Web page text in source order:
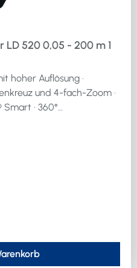
520 0,05 - 200 m 1
hoher Auflösung ·
und 4-fach-Zoom ·
· 360°
Länge, Fläche,
Neigung
Kalkulator ·
1/4″